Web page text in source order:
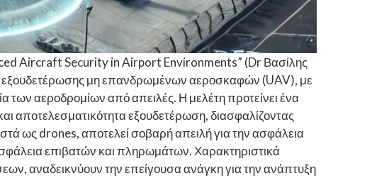
Aircraft Security in Airport Environments” (Dr Βασίλης
εξουδετέρωσης μη επανδρωμένων αεροσκαφών (UAV), με
των αεροδρομίων από απειλές. Η μελέτη προτείνει ένα
αποτελεσματικότητα εξουδετέρωση, διασφαλίζοντας
ως drones, αποτελεί σοβαρή απειλή για την ασφάλεια
επιβατών και πληρωμάτων. Χαρακτηριστικά
αναδεικνύουν την επείγουσα ανάγκη για την ανάπτυξη